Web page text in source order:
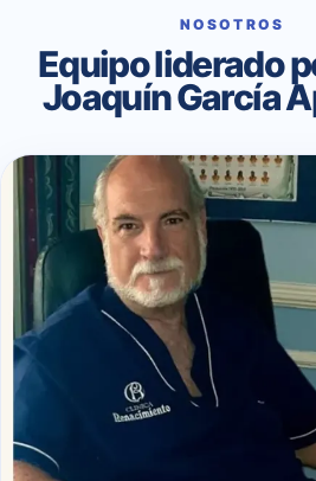
NOSOTROS
Equipo liderado
Joaquín García